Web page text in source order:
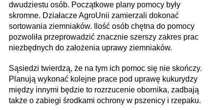
dwudziestu osób. Początkowe plany pomocy były
skromne. Działacze AgroUnii zamierzali dokonać
sortowania ziemniaków. Ilość osób chętna do pomocy
pozwoliła przeprowadzić znacznie szerszy zakres prac
niezbędnych do założenia uprawy ziemniaków.
Sąsiedzi twierdzą, że na tym ich pomoc się nie skończy.
Planują wykonać kolejne prace pod uprawę kukurydzy
między innymi będzie to rozrzucenie obornika, zadbają
także o zabiegi środkami ochrony w pszenicy i rzepaku.